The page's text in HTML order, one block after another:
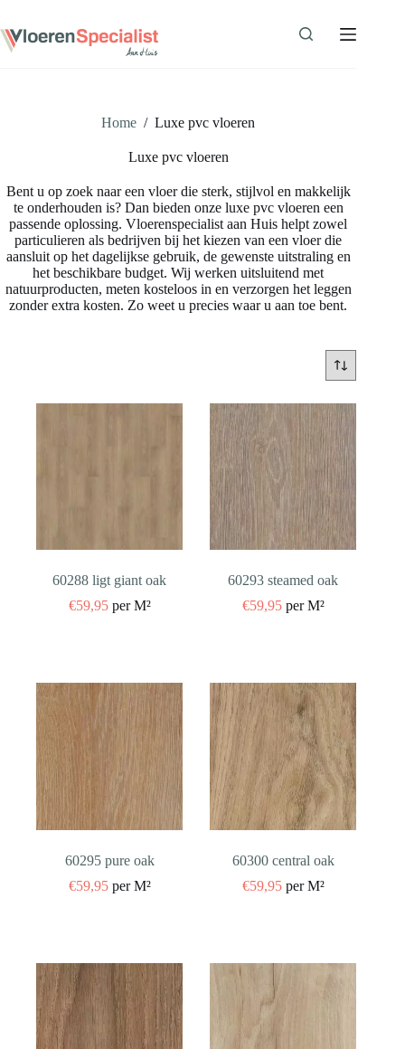
de
inhoud
Home / Luxe pvc vloeren
Luxe pvc vloeren
Bent u op zoek naar een vloer die sterk, stijlvol en makkelijk
te onderhouden is? Dan bieden onze luxe pvc vloeren een
passende oplossing. Vloerenspecialist aan Huis helpt zowel
particulieren als bedrijven bij het kiezen van een vloer die
aansluit op het dagelijkse gebruik, de gewenste uitstraling en
het beschikbare budget. Wij werken uitsluitend met
natuurproducten, meten kosteloos in en verzorgen het leggen
zonder extra kosten. Zo weet u precies waar u aan toe bent.
60288 ligt giant oak
€59,95per M²
60293 steamed oak
€59,95per M²
60295 pure oak
€59,95per M²
60300 central oak
€59,95per M²